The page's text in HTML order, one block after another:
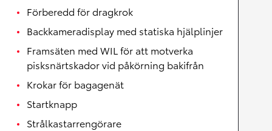
Förberedd för dragkrok
Backkameradisplay med statiska hjälplinjer
Framsäten med WIL för att motverka
pisksnärtskador vid påkörning bakifrån
Krokar för bagagenät
Startknapp
Strålkastarrengörare